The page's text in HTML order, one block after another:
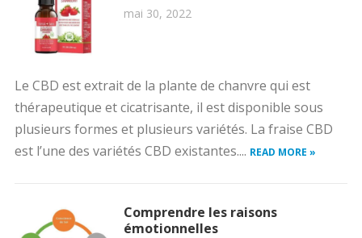
mai 30, 2022
Le CBD est extrait de la plante de chanvre qui est
thérapeutique et cicatrisante, il est disponible sous
plusieurs formes et plusieurs variétés. La fraise CBD
est l’une des variétés CBD existantes.... READ MORE »
Comprendre les raisons
émotionnelles